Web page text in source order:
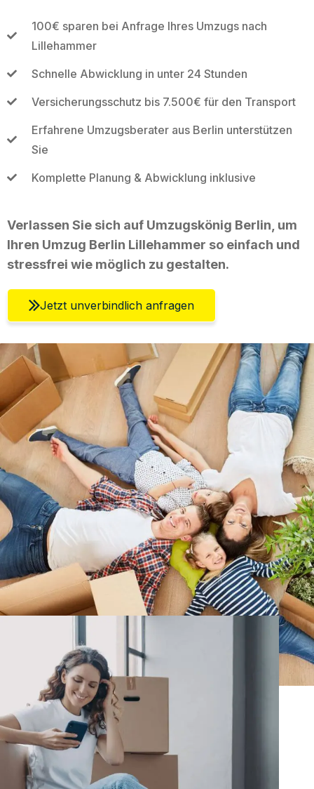
100€ sparen bei Anfrage Ihres Umzugs nach
Lillehammer
Schnelle Abwicklung in unter 24 Stunden
Versicherungsschutz bis 7.500€ für den Transport
Erfahrene Umzugsberater aus Berlin unterstützen
Sie
Komplette Planung & Abwicklung inklusive
Verlassen Sie sich auf Umzugskönig Berlin, um
Ihren Umzug Berlin Lillehammer so einfach und
stressfrei wie möglich zu gestalten.
Jetzt unverbindlich anfragen